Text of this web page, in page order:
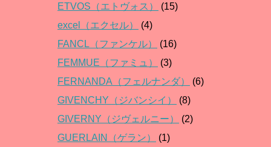
ETVOS（エトヴォス）
(15)
excel（エクセル）
(4)
FANCL（ファンケル）
(16)
FEMMUE（ファミュ）
(3)
FERNANDA（フェルナンダ）
(6)
GIVENCHY（ジバンシイ）
(8)
GIVERNY（ジヴェルニー）
(2)
GUERLAIN（ゲラン）
(1)